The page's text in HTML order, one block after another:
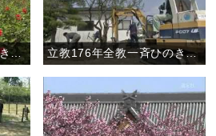
立教176年全教一斉ひのきしんデー・鹿児島教区大島支部 （4月29日） 立教176年全教一斉ひのきしんデー・長野教区松筑支部 （4月29日）